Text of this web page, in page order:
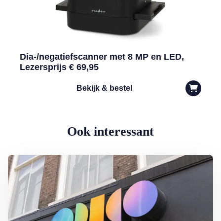
Dia-/negatiefscanner met 8 MP en LED,
Lezersprijs € 69,95
Bekijk & bestel
Ook interessant
Lees meer over Dit kunt u doen als uw gegevens zijn gelekt